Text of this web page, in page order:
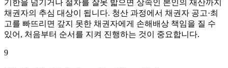
기한을 넘기거나 절차를 잘못 밟으면 상속인 본인의 재산까지
채권자의 추심 대상이 됩니다. 청산 과정에서 채권자 공고·최
고를 빠뜨리면 갚지 못한 채권자에게 손해배상 책임을 질 수
있어, 처음부터 순서를 지켜 진행하는 것이 중요합니다.
9